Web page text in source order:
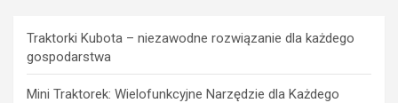
Traktorki Kubota – niezawodne rozwiązanie dla każdego
gospodarstwa
Mini Traktorek: Wielofunkcyjne Narzędzie dla Każdego